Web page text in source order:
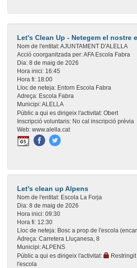
Let's Clean Up - Netegem el nostre
Nom de l'entitat:AJUNTAMENT D'ALELLA
Acció coorganitzada per:AFA Escola Fabra
Dia: 8 de maig de 2026
Hora inici: 16:45
Hora fi: 18:00
Lloc de neteja: Entorn Escola Fabra
Adreça: Escola Fabra
Municipi:ALELLA
Públic a qui es dirigeix l'activitat: Obert
Inscripció voluntaris: No cal inscripció prèvia
Web: www.alella.cat
Let's clean up Alpens
Nom de l'entitat: Escola La Forja
Dia: 8 de maig de 2026
Hora inici: 09:30
Hora fi: 12:30
Lloc de neteja: Bosc a prop de l'escola
Adreça: Carretera Lluçanesa, 8
Municipi:ALPENS
Públic a qui es dirigeix l'activitat:
l'escola